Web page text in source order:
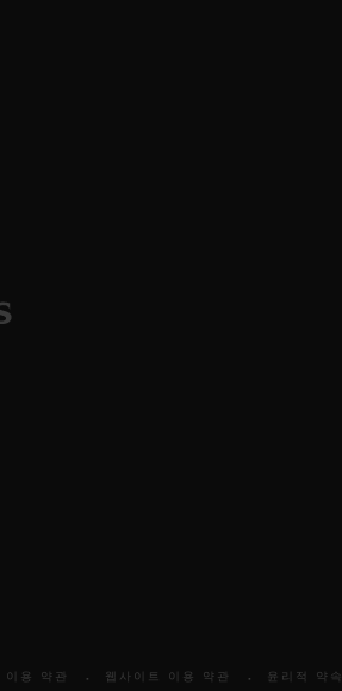
용 약관 웹사이트 이용 약관 윤리적 약속